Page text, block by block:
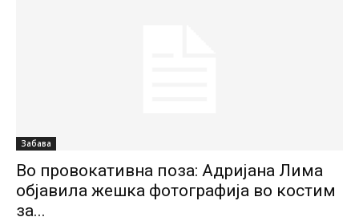
Забава
Во провокативна поза: Адријана Лима
објавила жешка фотографија во костим
за...